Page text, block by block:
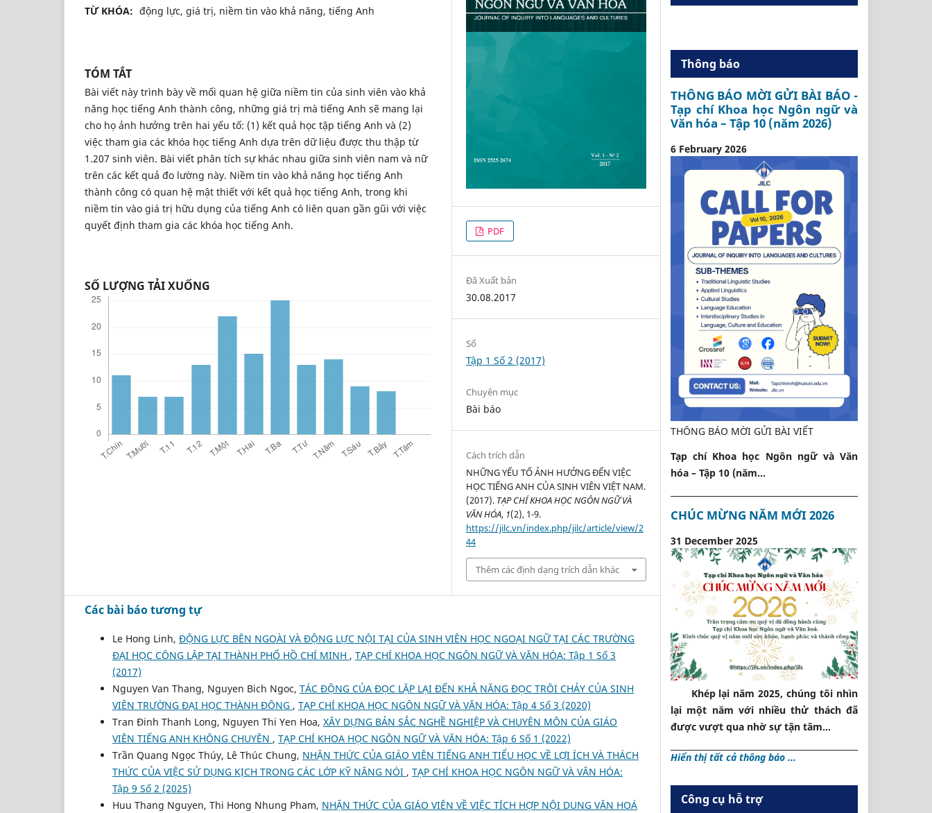
TỪ KHÓA: động lực, giá trị, niềm tin vào khả năng, tiếng Anh
TÓM TẮT
Bài viết này trình bày về mối quan hệ giữa niềm tin của sinh viên vào khả
năng học tiếng Anh thành công, những giá trị mà tiếng Anh sẽ mang lại
cho họ ảnh hưởng trên hai yếu tố: (1) kết quả học tập tiếng Anh và (2)
việc tham gia các khóa học tiếng Anh dựa trên dữ liệu được thu thập từ
1.207 sinh viên. Bài viết phân tích sự khác nhau giữa sinh viên nam và nữ
trên các kết quả đo lường này. Niềm tin vào khả năng học tiếng Anh
thành công có quan hệ mật thiết với kết quả học tiếng Anh, trong khi
niềm tin vào giá trị hữu dụng của tiếng Anh có liên quan gần gũi với việc
quyết định tham gia các khóa học tiếng Anh.
SỐ LƯỢNG TẢI XUỐNG
PDF
Đã Xuất bản
30.08.2017
Số
Tập 1 Số 2 (2017)
Chuyên mục
Bài báo
Cách trích dẫn
NHỮNG YẾU TỐ ẢNH HƯỞNG ĐẾN VIỆC
HỌC TIẾNG ANH CỦA SINH VIÊN VIỆT NAM.
(2017). TẠP CHÍ KHOA HỌC NGÔN NGỮ VÀ
VĂN HÓA, 1(2), 1-9.
https://jilc.vn/index.php/jilc/article/view/2
44
Thêm các định dạng trích dẫn khác
Các bài báo tương tự
Le Hong Linh, ĐỘNG LỰC BÊN NGOÀI VÀ ĐỘNG LỰC NỘI TẠI CỦA SINH VIÊN HỌC NGOẠI NGỮ TẠI CÁC TRƯỜNG
ĐẠI HỌC CÔNG LẬP TẠI THÀNH PHỐ HỒ CHÍ MINH , TẠP CHÍ KHOA HỌC NGÔN NGỮ VÀ VĂN HÓA: Tập 1 Số 3
(2017)
Nguyen Van Thang, Nguyen Bich Ngoc, TÁC ĐỘNG CỦA ĐỌC LẶP LẠI ĐẾN KHẢ NĂNG ĐỌC TRÔI CHẢY CỦA SINH
VIÊN TRƯỜNG ĐẠI HỌC THÀNH ĐÔNG , TẠP CHÍ KHOA HỌC NGÔN NGỮ VÀ VĂN HÓA: Tập 4 Số 3 (2020)
Tran Đinh Thanh Long, Nguyen Thi Yen Hoa, XÂY DỰNG BẢN SẮC NGHỀ NGHIỆP VÀ CHUYÊN MÔN CỦA GIÁO
VIÊN TIẾNG ANH KHÔNG CHUYÊN , TẠP CHÍ KHOA HỌC NGÔN NGỮ VÀ VĂN HÓA: Tập 6 Số 1 (2022)
Trần Quang Ngọc Thúy, Lê Thúc Chung, NHẬN THỨC CỦA GIÁO VIÊN TIẾNG ANH TIỂU HỌC VỀ LỢI ÍCH VÀ THÁCH
THỨC CỦA VIỆC SỬ DỤNG KỊCH TRONG CÁC LỚP KỸ NĂNG NÓI , TẠP CHÍ KHOA HỌC NGÔN NGỮ VÀ VĂN HÓA:
Tập 9 Số 2 (2025)
Huu Thang Nguyen, Thi Hong Nhung Pham, NHẬN THỨC CỦA GIÁO VIÊN VỀ VIỆC TÍCH HỢP NỘI DUNG VĂN HOÁ
Thông báo
THÔNG BÁO MỜI GỬI BÀI BÁO -
Tạp chí Khoa học Ngôn ngữ và
Văn hóa – Tập 10 (năm 2026)
6 February 2026
THÔNG BÁO MỜI GỬI BÀI VIẾT
Tạp chí Khoa học Ngôn ngữ và Văn
hóa – Tập 10 (năm...
CHÚC MỪNG NĂM MỚI 2026
31 December 2025
Khép lại năm 2025, chúng tôi nhìn
lại một năm với nhiều thử thách đã
được vượt qua nhờ sự tận tâm...
Hiển thị tất cả thông báo ...
Công cụ hỗ trợ